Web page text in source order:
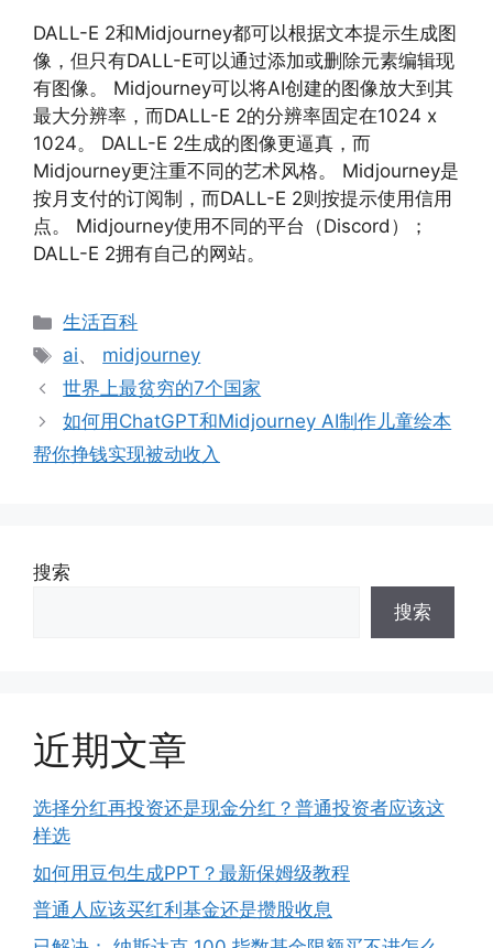
DALL-E 2和Midjourney都可以根据文本提示生成图
像，但只有DALL-E可以通过添加或删除元素编辑现
有图像。 Midjourney可以将AI创建的图像放大到其
最大分辨率，而DALL-E 2的分辨率固定在1024 x
1024。 DALL-E 2生成的图像更逼真，而
Midjourney更注重不同的艺术风格。 Midjourney是
按月支付的订阅制，而DALL-E 2则按提示使用信用
点。 Midjourney使用不同的平台（Discord）；
DALL-E 2拥有自己的网站。
分
类
生活百科
标
签
ai、 midjourney
世界上最贫穷的7个国家
如何用ChatGPT和Midjourney AI制作儿童绘本
帮你挣钱实现被动收入
搜索
搜索
近期文章
选择分红再投资还是现金分红？普通投资者应该这
样选
如何用豆包生成PPT？最新保姆级教程
普通人应该买红利基金还是攒股收息